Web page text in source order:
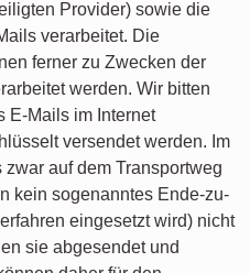
Provider) sowie die
verarbeitet. Die
ferner zu Zwecken der
werden. Wir bitten
E-Mails im Internet
versendet werden. Im
auf dem Transportweg
kein sogenanntes Ende-zu-
eingesetzt wird) nicht
sie abgesendet und